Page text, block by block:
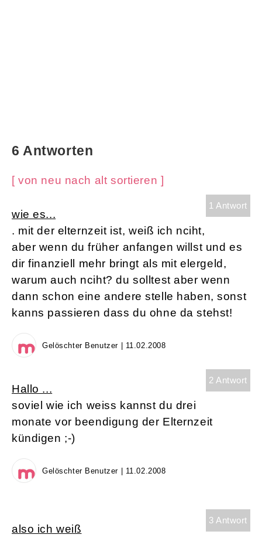
6 Antworten
[ von neu nach alt sortieren ]
1 Antwort
wie es...
. mit der elternzeit ist, weiß ich nciht,
aber wenn du früher anfangen willst und es
dir finanziell mehr bringt als mit elergeld,
warum auch nciht? du solltest aber wenn
dann schon eine andere stelle haben, sonst
kanns passieren dass du ohne da stehst!
Gelöschter Benutzer | 11.02.2008
2 Antwort
Hallo ...
soviel wie ich weiss kannst du drei
monate vor beendigung der Elternzeit
kündigen ;-)
Gelöschter Benutzer | 11.02.2008
3 Antwort
also ich weiß